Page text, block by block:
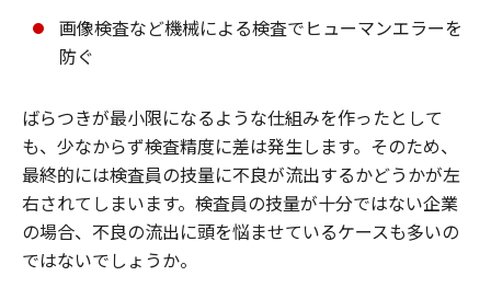
画像検査など機械による検査でヒューマンエラーを
防ぐ
ばらつきが最小限になるような仕組みを作ったとして
も、少なからず検査精度に差は発生します。そのため、
最終的には検査員の技量に不良が流出するかどうかが左
右されてしまいます。検査員の技量が十分ではない企業
の場合、不良の流出に頭を悩ませているケースも多いの
ではないでしょうか。